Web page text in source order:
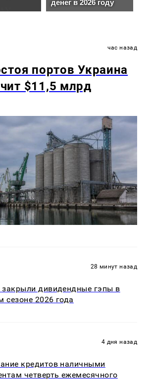
час назад
портов Украина
$11,5 млрд
28 минут назад
закрыли дивидендные гэпы в
сезоне 2026 года
4 дня назад
кредитов наличными
четверть ежемесячного